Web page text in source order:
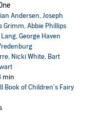
Andersen,Joseph
Grimm,Abbie Phillips
,George Haven
, Nicki White, Bart
min
Book of Children’s Fairy